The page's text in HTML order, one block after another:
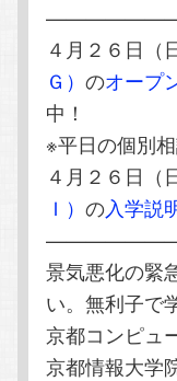
４月２６日（
Ｇ）のオープ
中！
※平日の個別
４月２６日（
Ｉ）の入学説
景気悪化の
い。無利子で
京都コンピュ
京都情報大